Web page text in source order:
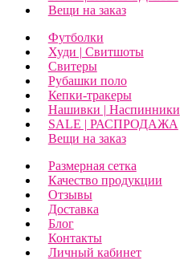
Вещи на заказ
Футболки
Худи | Свитшоты
Свитеры
Рубашки поло
Кепки-тракеры
Нашивки | Наспинники
SALE | РАСПРОДАЖА
Вещи на заказ
Размерная сетка
Качество продукции
Отзывы
Доставка
Блог
Контакты
Личный кабинет